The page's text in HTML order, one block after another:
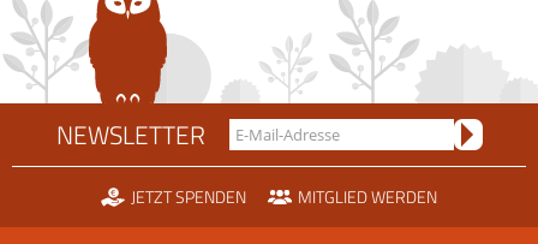
NEWSLETTER
JETZT SPENDEN MITGLIED WERDEN